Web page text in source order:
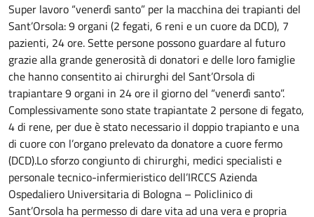
Super lavoro “venerdì santo” per la macchina dei trapianti del
Sant’Orsola: 9 organi (2 fegati, 6 reni e un cuore da DCD), 7
pazienti, 24 ore.Sette persone possono guardare al futuro
grazie alla grande generosità di donatori e delle loro famiglie
che hanno consentito ai chirurghi del Sant’Orsola di
trapiantare 9 organi in 24 ore il giorno del “venerdì santo”.
Complessivamente sono state trapiantate 2 persone di fegato,
4 di rene, per due è stato necessario il doppio trapianto e una
di cuore con l’organo prelevato da donatore a cuore fermo
(DCD).Lo sforzo congiunto di chirurghi, medici specialisti e
personale tecnico-infermieristico dell’IRCCS Azienda
Ospedaliero Universitaria di Bologna – Policlinico di
Sant’Orsola ha permesso di dare vita ad una vera e propria